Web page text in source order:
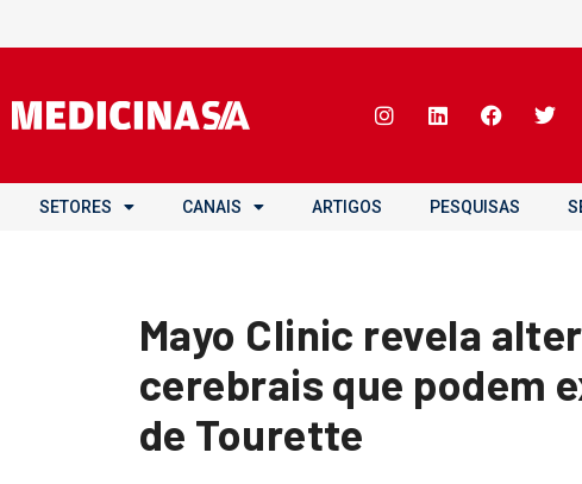
SETORES CANAIS ARTIGOS PESQUISAS
Mayo Clinic revela
cerebrais que podem
de Tourette